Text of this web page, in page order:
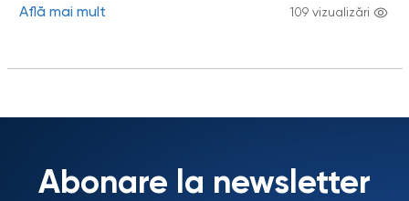
avut drept scop evaluarea respectării drepturilor
Află mai mult 109 vizualizări
Abonare la newsletter